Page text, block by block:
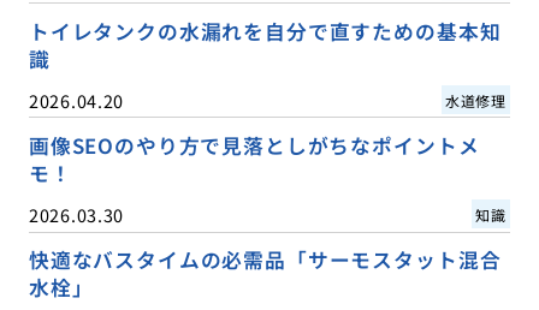
トイレタンクの水漏れを自分で直すための基本知
識
2026.04.20 水道修理
画像SEOのやり方で見落としがちなポイントメ
モ！
2026.03.30 知識
快適なバスタイムの必需品「サーモスタット混合
水栓」